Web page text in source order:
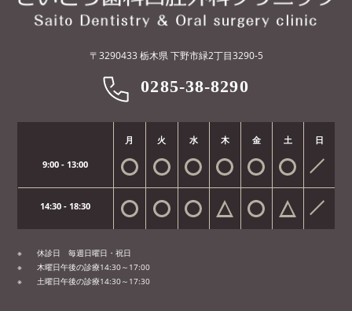
〒3290433 栃木県 下野市緑2丁目3290-5
0285-38-8290
月 火 水 木 金 土 日
9:00 - 13:00
14:30 - 18:30
休診日 毎週日曜日・祝日
木曜日午後の診療14:30～17:00
土曜日午後の診療14:30～17:30